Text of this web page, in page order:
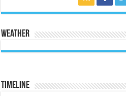
Weather
Timeline